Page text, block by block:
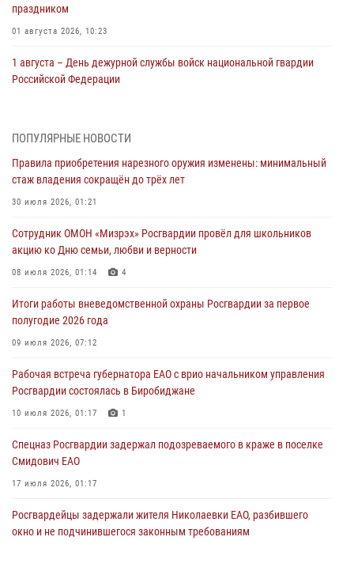
праздником
01 августа 2026, 10:23
1 августа – День дежурной службы войск национальной гвардии
Российской Федерации
В Росгвардии вспоминают российских воинов, погибших в Первой
01 августа 2026, 10:19
Внесены изменения в правила проведения контрольного отстрела
31 июля 2026, 01:48
Правила приобретения нарезного оружия изменены: минимальный
30 июля 2026, 01:21
Росгвардейцы задержали гражданина за хулиганство и попытку
29 июля 2026, 01:05
ПОПУЛЯРНЫЕ НОВОСТИ
Правила приобретения нарезного оружия изменены: минимальный
стаж владения сокращён до трёх лет
30 июля 2026, 01:21
Сотрудник ОМОН «Мизрэх» Росгвардии провёл для школьников
акцию ко Дню семьи, любви и верности
08 июля 2026, 01:14 4
Итоги работы вневедомственной охраны Росгвардии за первое
полугодие 2026 года
09 июля 2026, 07:12
Рабочая встреча губернатора ЕАО с врио начальником управления
Росгвардии состоялась в Биробиджане
10 июля 2026, 01:17 1
Спецназ Росгвардии задержал подозреваемого в краже в поселке
Смидович ЕАО
17 июля 2026, 01:17
Росгвардейцы задержали жителя Николаевки ЕАО, разбившего
окно и не подчинившегося законным требованиям